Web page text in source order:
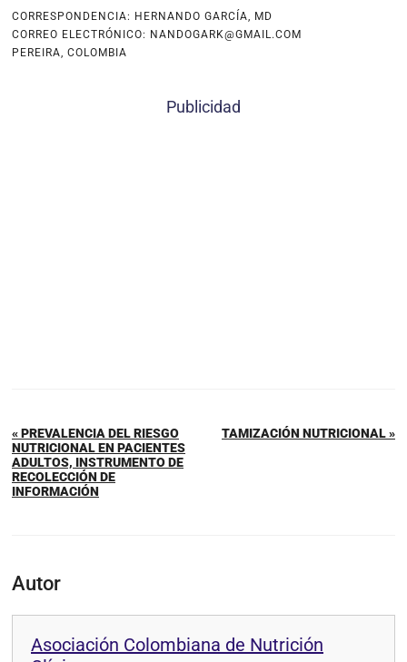
CORRESPONDENCIA: HERNANDO GARCÍA, MD
CORREO ELECTRÓNICO: NANDOGARK@GMAIL.COM
PEREIRA, COLOMBIA
Publicidad
« PREVALENCIA DEL RIESGO
NUTRICIONAL EN PACIENTES
ADULTOS, INSTRUMENTO DE
RECOLECCIÓN DE
INFORMACIÓN
TAMIZACIÓN NUTRICIONAL »
Autor
Asociación Colombiana de Nutrición